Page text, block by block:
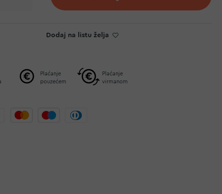
Dodaj na listu želja
Plaćanje
pouzećem
Plaćanje
virmanom